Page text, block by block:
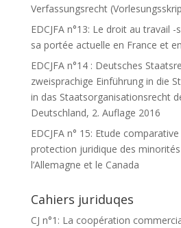
Verfassungsrecht
EDCJFA n°13: Le droit au travail
sa portée actuelle en France et
EDCJFA n°14 : Deutsches
zweisprachige Einführung in die
in das Staatsorganisationsrecht
Deutschland, 2. Auflage 2016
EDCJFA n° 15: Etude
protection juridique des
l’Allemagne et le Canada
Cahiers juriduqes
CJ n°1: La coopération